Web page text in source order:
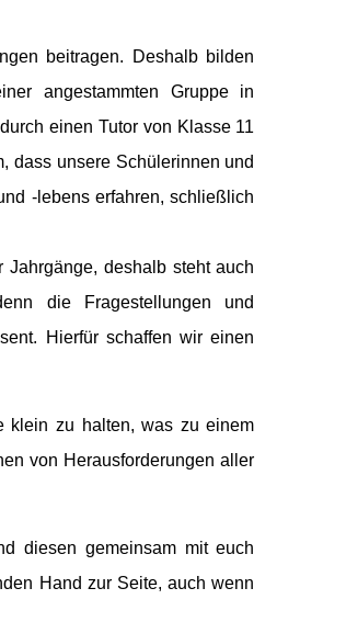
beitragen. Deshalb bilden
angestammten Gruppe in
einen Tutor von Klasse 11
dass unsere Schülerinnen und
-lebens erfahren, schließlich
deshalb steht auch
die Fragestellungen und
Hierfür schaffen wir einen
klein zu halten, was zu einem
von Herausforderungen aller
diesen gemeinsam mit euch
Hand zur Seite, auch wenn